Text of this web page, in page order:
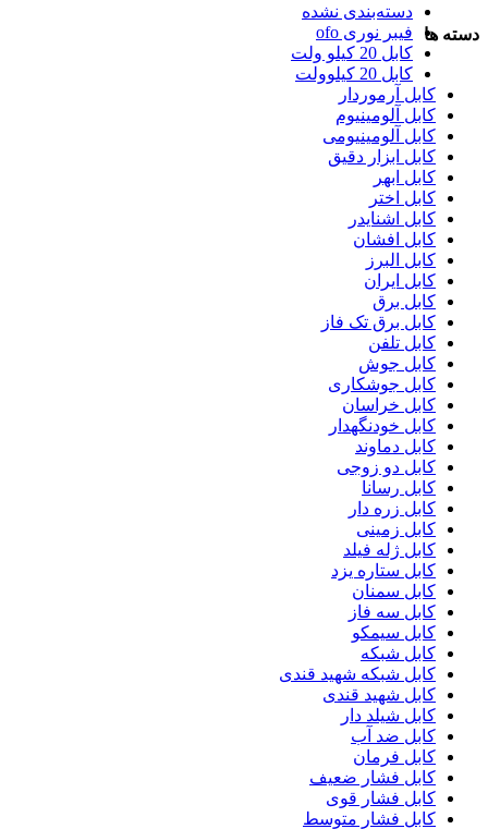
دسته ها
دسته‌بندی نشده
فیبر نوری ofo
کابل 20 کیلو ولت
کابل 20 کیلوولت
کابل آرموردار
کابل آلومینیوم
کابل آلومینیومی
کابل ابزار دقیق
کابل ابهر
کابل اختر
کابل اشنایدر
کابل افشان
کابل البرز
کابل ایران
کابل برق
کابل برق تک فاز
کابل تلفن
کابل جوش
کابل جوشکاری
کابل خراسان
کابل خودنگهدار
کابل دماوند
کابل دو زوجی
کابل رسانا
کابل زره دار
کابل زمینی
کابل ژله فیلد
کابل ستاره یزد
کابل سمنان
کابل سه فاز
کابل سیمکو
کابل شبکه
کابل شبکه شهید قندی
کابل شهید قندی
کابل شیلد دار
کابل ضد آب
کابل فرمان
کابل فشار ضعیف
کابل فشار قوی
کابل فشار متوسط